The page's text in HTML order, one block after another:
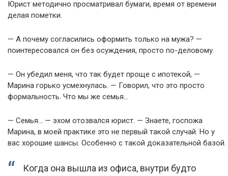
Юрист методично просматривал бумаги, время от времени
делая пометки.
— А почему согласились оформить только на мужа? —
поинтересовался он без осуждения, просто по-деловому.
— Он убедил меня, что так будет проще с ипотекой, —
Марина горько усмехнулась. — Говорил, что это просто
формальность. Что мы же семья…
— Семья… — эхом отозвался юрист. — Знаете, госпожа
Марина, в моей практике это не первый такой случай. Но у
вас хорошие шансы. Особенно с такой доказательной базой.
Когда она вышла из офиса, внутри будто